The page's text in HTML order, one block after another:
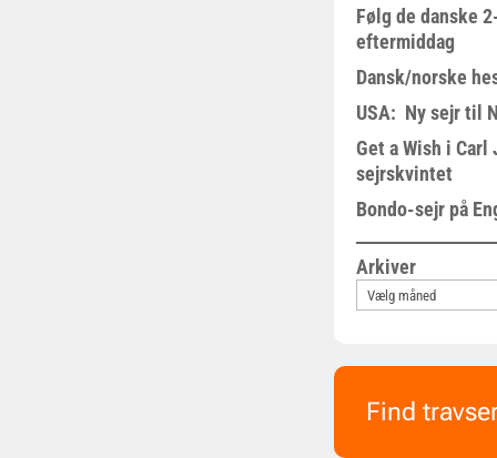
Følg de danske
eftermiddag
Dansk/norske
USA: Ny sejr til
Get a Wish i Carl
sejrskvintet
Bondo-sejr på
Arkiver
Find